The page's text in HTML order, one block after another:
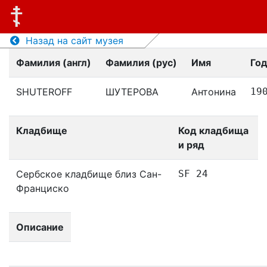
Назад на сайт музея
Фамилия (англ)
Фамилия (рус) Имя
SHUTEROFF ШУТЕРОВА Антонина
Кладбище
Код кладбища
и ряд
Сербское кладбище близ Сан-
Франциско
SF 24
Описание